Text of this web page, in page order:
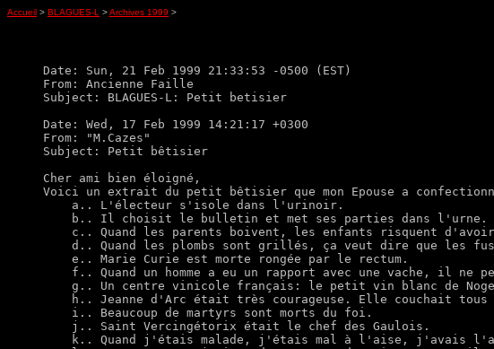
Accueil > BLAGUES-L >Archives 1999 >
Date: Sun, 21 Feb 1999 21:33:53 -0500 (EST)
From: Ancienne Faille
Subject: BLAGUES-L: Petit betisier
Date: Wed, 17 Feb 1999 14:21:17 +0300
From: "M.Cazes"
Subject: Petit bêtisier
Cher ami bien éloigné,
Voici un extrait du petit bêtisier que mon Epouse a
    a.. L'électeur s'isole dans l'urinoir.
    b.. Il choisit le bulletin et met ses parties dans l'urne.
c.. Quand les parents boivent, les enfants risquent
d.. Quand les plombs sont grillés, ça veut dire que les
    e.. Marie Curie est morte rongée par le rectum.
f.. Quand un homme a eu un rapport avec une vache, il ne
g.. Un centre vinicole français: le petit vin blanc de
h.. Jeanne d'Arc était très courageuse. Elle couchait
    i.. Beaucoup de martyrs sont morts du foi.
    j.. Saint Vercingétorix était le chef des Gaulois.
k.. Quand j'étais malade, j'étais mal à l'aise, j'avais